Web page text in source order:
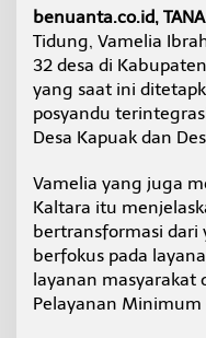
i
i
l
j
benuanta.co.id, TANA
Tidung, Vamelia
32 desa di
yang saat ini
posyandu
Desa Kapuak dan
Vamelia yang juga
Kaltara itu
bertransformasi dari
berfokus pada
layanan masyarakat
Pelayanan Minimum